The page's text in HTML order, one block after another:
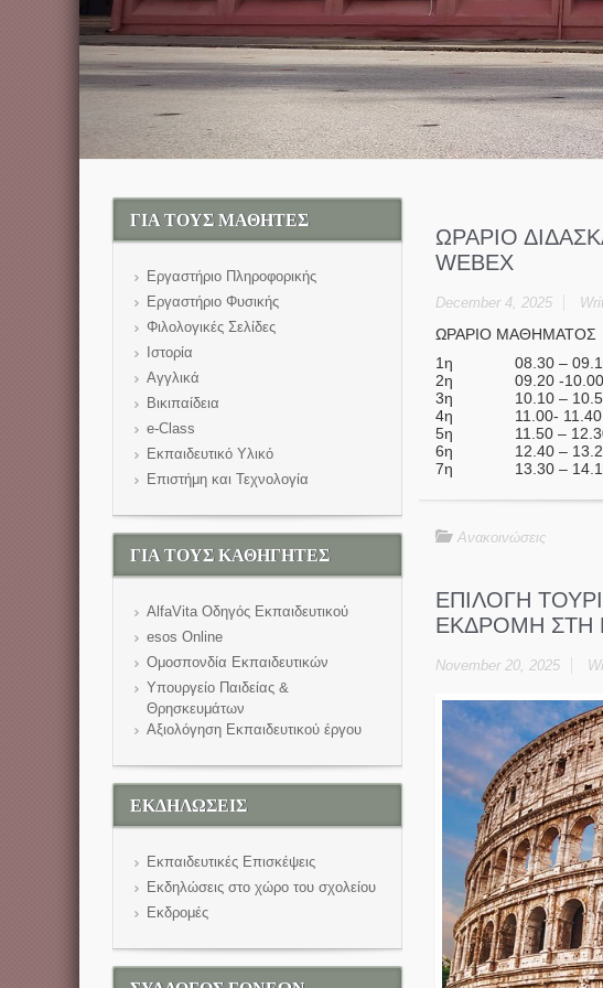
ΓΙΑ ΤΟΥΣ ΜΑΘΗΤΕΣ
Εργαστήριο Πληροφορικής
Εργαστήριο Φυσικής
Φιλολογικές Σελίδες
Ιστορία
Αγγλικά
Βικιπαίδεια
e-Class
Εκπαιδευτικό Υλικό
Επιστήμη και Τεχνολογία
ΓΙΑ ΤΟΥΣ ΚΑΘΗΓΗΤΕΣ
AlfaVita Οδηγός Εκπαιδευτικού
esos Online
Ομοσπονδία Εκπαιδευτικών
Υπουργείο Παιδείας &
Θρησκευμάτων
Αξιολόγηση Εκπαιδευτικού έργου
ΕΚΔΗΛΩΣΕΙΣ
Εκπαιδευτικές Επισκέψεις
Εκδηλώσεις στο χώρο του σχολείου
Εκδρομές
ΩΡΑΡΙΟ
WEBEX
December 4, 2025
ΩΡΑΡΙΟ
1η 08.30 –
2η 09.20 -
3η 10.10 –
4η 11.00-
5η 11.50 –
6η 12.40 –
7η 13.30 –
Ανακοινώσεις
ΕΠΙΛΟΓΗ
ΕΚΔΡΟΜΗ ΣΤΗ
November 20, 2025